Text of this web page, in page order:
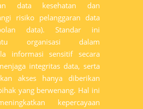
data kesehatan dan
risiko pelanggaran data
data). Standar ini
organisasi dalam
informasi sensitif secara
integritas data, serta
akses hanya diberikan
yang berwenang. Hal ini
kepercayaan